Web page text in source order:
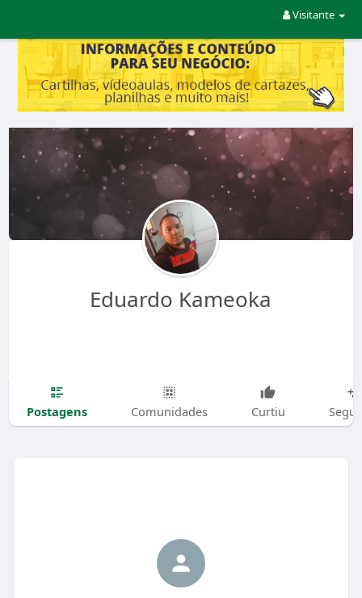
Visitante
Eduardo Kameoka
Postagens Comunidades Curtiu